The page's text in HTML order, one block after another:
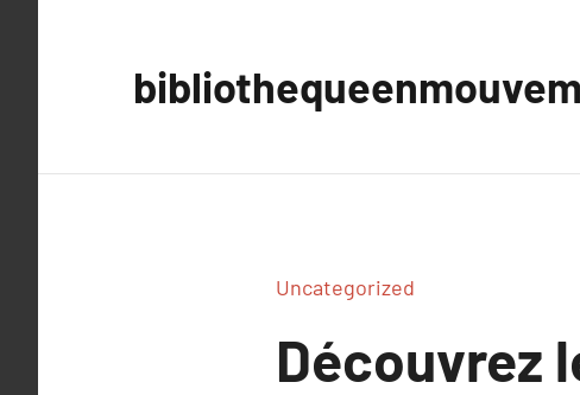
Uncategorized
Découvrez